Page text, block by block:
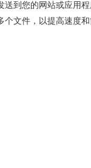
送到您的网站或应用
个文件，以提高速度和